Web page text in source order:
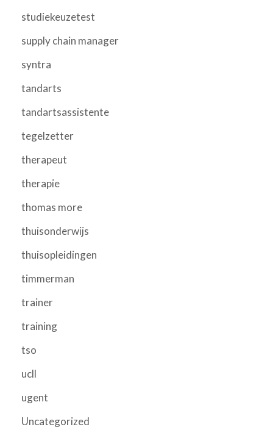
studiekeuzetest
supply chain manager
syntra
tandarts
tandartsassistente
tegelzetter
therapeut
therapie
thomas more
thuisonderwijs
thuisopleidingen
timmerman
trainer
training
tso
ucll
ugent
Uncategorized